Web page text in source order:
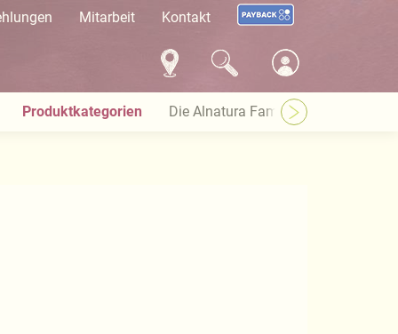
Mitarbeit Kontakt
Produktkategorien Die Alnatura Familie